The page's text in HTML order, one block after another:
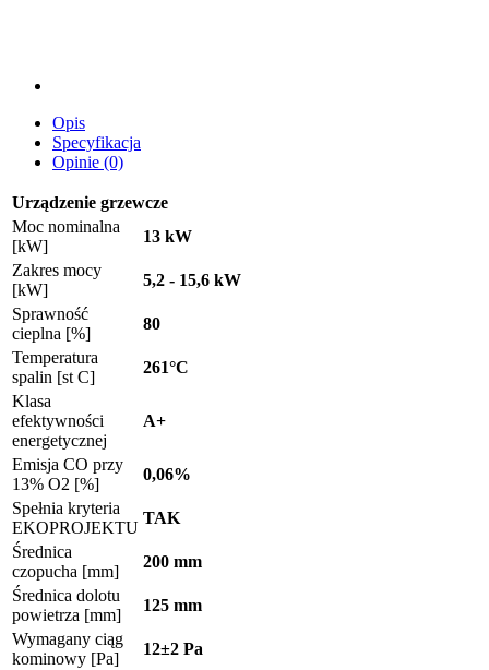
Opis
Specyfikacja
Opinie (0)
Urządzenie grzewcze
Moc nominalna
[kW]
13 kW
Zakres mocy
[kW]
5,2 - 15,6 kW
Sprawność
cieplna [%]
80
Temperatura
spalin [st C]
261°C
Klasa
efektywności
energetycznej
A+
Emisja CO przy
13% O2 [%]
0,06%
Spełnia kryteria
EKOPROJEKTU
TAK
Średnica
czopucha [mm]
200 mm
Średnica dolotu
powietrza [mm]
125 mm
Wymagany ciąg
kominowy [Pa]
12±2 Pa